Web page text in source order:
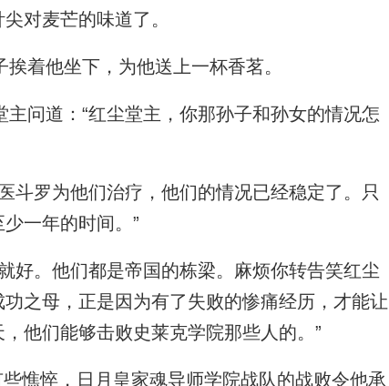
对麦芒的味道了。
着他坐下，为他送上一杯香茗。
问道：“红尘堂主，你那孙子和孙女的情况怎
罗为他们治疗，他们的情况已经稳定了。只
一年的时间。”
。他们都是帝国的栋梁。麻烦你转告笑红尘
之母，正是因为有了失败的惨痛经历，才能让
他们能够击败史莱克学院那些人的。”
憔悴，日月皇家魂导师学院战队的战败令他承